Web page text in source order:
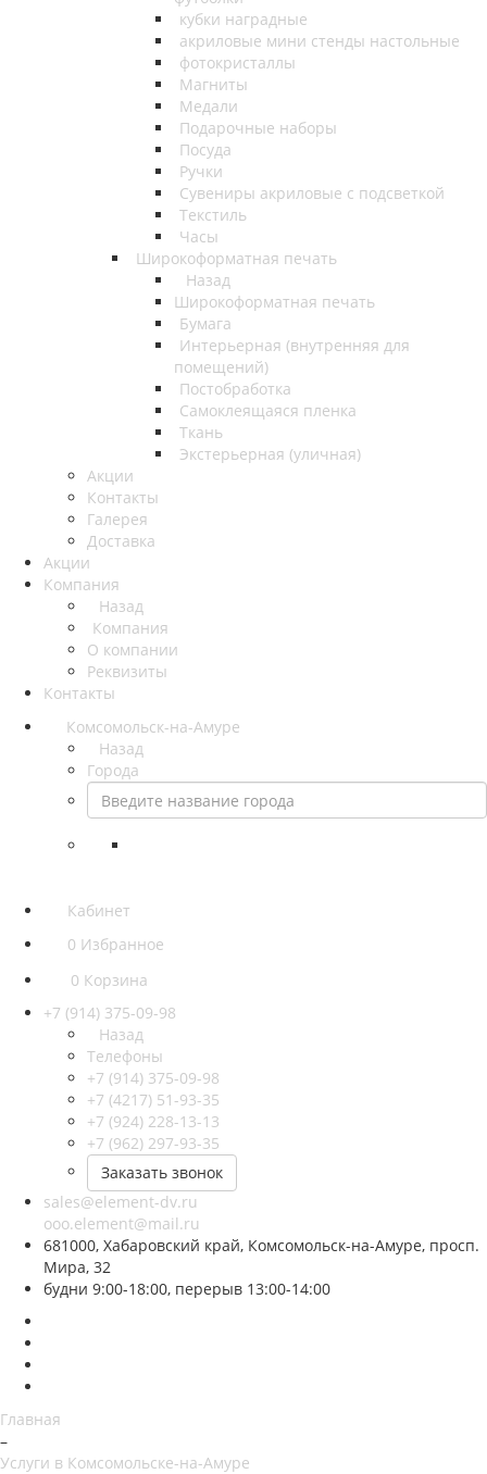
кубки наградные
акриловые мини стенды настольные
фотокристаллы
Магниты
Медали
Подарочные наборы
Посуда
Ручки
Сувениры акриловые с подсветкой
Текстиль
Часы
Широкоформатная печать
Назад
Широкоформатная печать
Бумага
Интерьерная (внутренняя для
помещений)
Постобработка
Самоклеящаяся пленка
Ткань
Экстерьерная (уличная)
Акции
Контакты
Галерея
Доставка
Акции
Компания
Назад
Компания
О компании
Реквизиты
Контакты
Комсомольск-на-Амуре
Назад
Города
Кабинет
0 Избранное
0 Корзина
+7 (914) 375-09-98
Назад
Телефоны
+7 (914) 375-09-98
+7 (4217) 51-93-35
+7 (924) 228-13-13
+7 (962) 297-93-35
Заказать звонок
sales@element-dv.ru
ooo.element@mail.ru
681000, Хабаровский край, Комсомольск-на-Амуре, просп.
Мира, 32
будни 9:00-18:00, перерыв 13:00-14:00
Главная
–
Услуги в Комсомольске-на-Амуре